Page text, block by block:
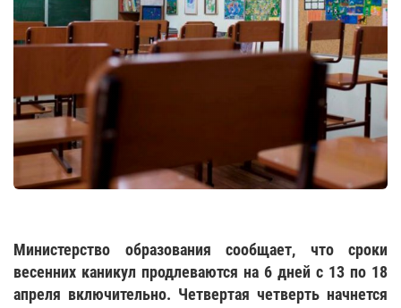
Министерство образования сообщает, что сроки
весенних каникул продлеваются на 6 дней с 13 по 18
апреля включительно. Четвертая четверть начнется